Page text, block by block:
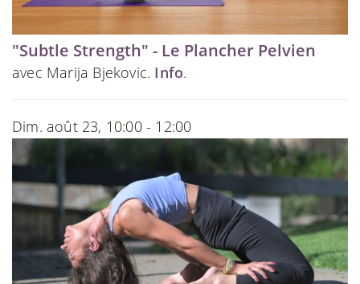
"Subtle Strength" - Le Plancher Pelvien
avec Marija Bjekovic. Info.
Dim. août 23, 10:00 - 12:00